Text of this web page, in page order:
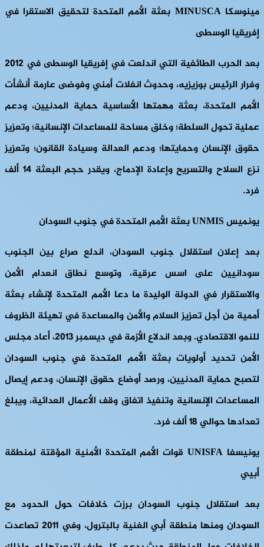
مينوسكا MINUSCA بعثة الأمم المتحدة لتحقيق الاستقرا في
إفريقيا الوسطى
بعد الحرب الطائفية التي اندلعت في إفريقيا الوسطى في 2012
وفرار الرئيس بوزيزيه، وحدوث انفلات أمني وفوضى عارمة أنشأت
الأمم المتحدة، بعثة مهمتها الأساسية حماية المدنيين، ودعم
عملية تحول السلطة؛ وخلق مساحة للمساعدات الإنسانية؛ وتعزيز
حقوق الإنسان وحمايتها؛ ودعم العدالة وسيادة القانون؛ وتعزيز
نزع السلاح والتسريح وإعادة الإدماج، ويقدر حجم البعثة 14 ألف
فرد.
يونميس UNMIS بعثة الأمم المتحدة في جنوب السودان
بعد إعلان استقلال جنوب السودان، اندلع صراع بين الجنوب
سودانيين على اسس عرقية، وتوسع نطاق انعدام الأمن
والاستقرار في الدولة الوليدة ما دعا الأمم المتحدة لإنشاء بعثة
أممية من أجل تعزيز السلام والأمن والمساعدة في تهيئة الظروف
للنمو الاقتصادي. وبعد اندلاع الأزمة في ديسمبر 2013، أعاد مجلس
الأمن تحديد أولويات بعثة الأمم المتحدة في جنوب السودان
لتصبح حماية المدنيين، ورصد أوضاع حقوق الإنسان، ودعم إيصال
المساعدات الإنسانية وتنفيذ اتفاق وقف الأعمال العدائية، ويبلغ
تعدادها حوالي 18 ألف فرد.
يونيسفا UNISFA قوات الأمم المتحدة الأمنية المؤقتة لمنطقة
أبيي
بعد استقلال جنوب السودان برزت خلافات حول الحدود مع
السودان ومنها منطقة أبي الغنية بالبترول، وفي 2011 تصاعدت